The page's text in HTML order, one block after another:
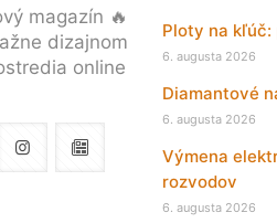
magazín 🔥
dizajnom
online
Ploty na
6. augusta 2026
Diamantové
6. augusta 2026
Výmena
rozvodov
6. augusta 2026